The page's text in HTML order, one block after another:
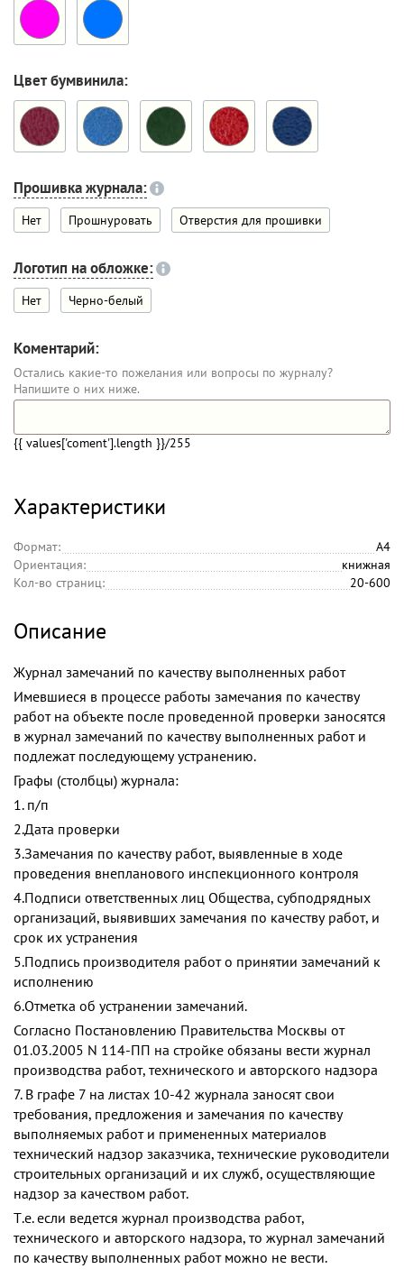
Цвет бумвинила:
Прошивка журнала:
Нет Прошнуровать Отверстия для прошивки
Логотип на обложке:
Нет Черно-белый
Коментарий:
Остались какие-то пожелания или вопросы по журналу?
Напишите о них ниже.
{{ values['coment'].length }}/255
Характеристики
Формат:
А4
Ориентация:
книжная
Кол-во страниц:
20-600
Описание
Журнал замечаний по качеству выполненных работ
Имевшиеся в процессе работы замечания по качеству
работ на объекте после проведенной проверки заносятся
в журнал замечаний по качеству выполненных работ и
подлежат последующему устранению.
Графы (столбцы) журнала:
1. п/п
2.Дата проверки
3.Замечания по качеству работ, выявленные в ходе
проведения внепланового инспекционного контроля
4.Подписи ответственных лиц Общества, субподрядных
организаций, выявивших замечания по качеству работ, и
срок их устранения
5.Подпись производителя работ о принятии замечаний к
исполнению
6.Отметка об устранении замечаний.
Согласно Постановлению Правительства Москвы от
01.03.2005 N 114-ПП на стройке обязаны вести журнал
производства работ, технического и авторского надзора
7. В графе 7 на листах 10-42 журнала заносят свои
требования, предложения и замечания по качеству
выполняемых работ и примененных материалов
технический надзор заказчика, технические руководители
строительных организаций и их служб, осуществляющие
надзор за качеством работ.
Т.е. если ведется журнал производства работ,
технического и авторского надзора, то журнал замечаний
по качеству выполненных работ можно не вести.